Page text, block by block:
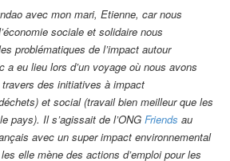
avec mon mari, Etienne, car nous
sociale et solidaire nous
problématiques de l’impact autour
a eu lieu lors d’un voyage où nous avons
des initiatives à impact
et social (travail bien meilleur que les
pays). Il s’agissait de l’ONG Friends au
avec un super impact environnemental
elle mène des actions d’emploi pour les